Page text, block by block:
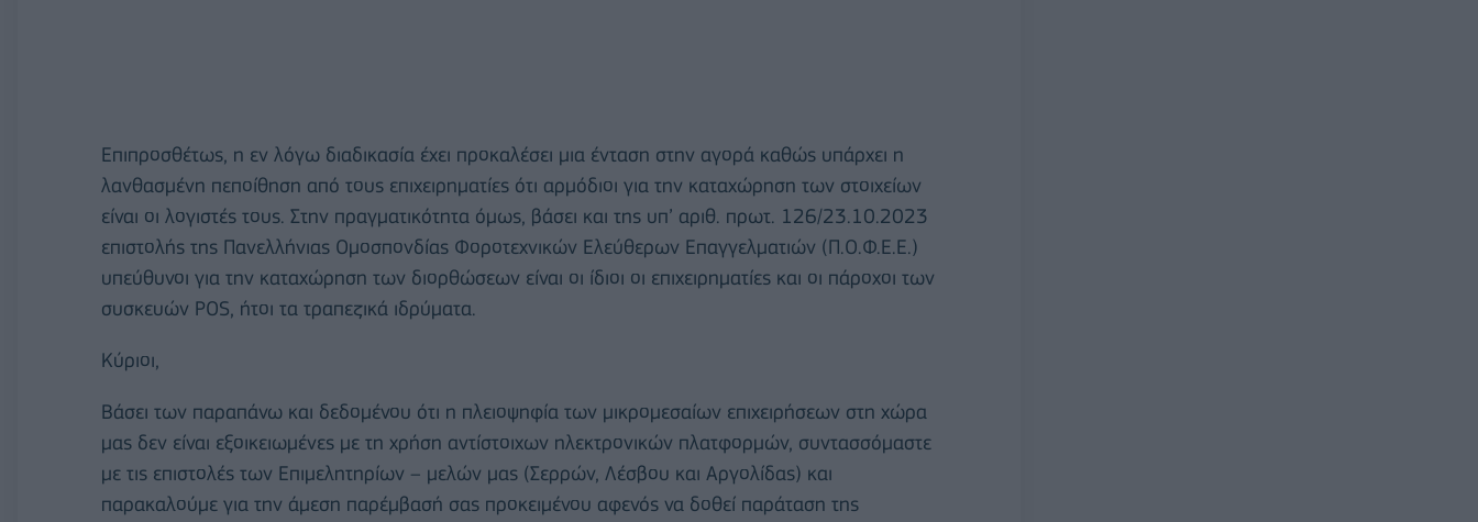
Επιπροσθέτως, η εν λόγω διαδικασία έχει προκαλέσει μια ένταση στην αγορά καθώς υπάρχει η
λανθασμένη πεποίθηση από τους επιχειρηματίες ότι αρμόδιοι για την καταχώρηση των στοιχείων
είναι οι λογιστές τους. Στην πραγματικότητα όμως, βάσει και της υπ’ αριθ. πρωτ. 126/23.10.2023
επιστολής της Πανελλήνιας Ομοσπονδίας Φοροτεχνικών Ελεύθερων Επαγγελματιών (Π.Ο.Φ.Ε.Ε.)
υπεύθυνοι για την καταχώρηση των διορθώσεων είναι οι ίδιοι οι επιχειρηματίες και οι πάροχοι των
συσκευών POS, ήτοι τα τραπεζικά ιδρύματα.
Κύριοι,
Βάσει των παραπάνω και δεδομένου ότι η πλειοψηφία των μικρομεσαίων επιχειρήσεων στη χώρα
μας δεν είναι εξοικειωμένες με τη χρήση αντίστοιχων ηλεκτρονικών πλατφορμών, συντασσόμαστε
με τις επιστολές των Επιμελητηρίων – μελών μας (Σερρών, Λέσβου και Αργολίδας) και
παρακαλούμε για την άμεση παρέμβασή σας προκειμένου αφενός να δοθεί παράταση της